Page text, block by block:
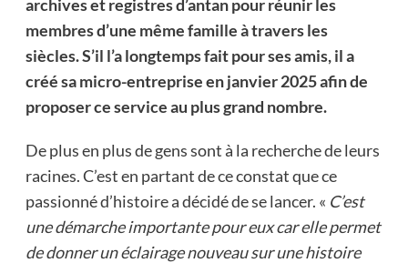
archives et registres d’antan pour réunir les
membres d’une même famille à travers les
siècles. S’il l’a longtemps fait pour ses amis, il a
créé sa micro-entreprise en janvier 2025 afin de
proposer ce service au plus grand nombre.
De plus en plus de gens sont à la recherche de leurs
racines. C’est en partant de ce constat que ce
passionné d’histoire a décidé de se lancer. « C’est
une démarche importante pour eux car elle permet
de donner un éclairage nouveau sur une histoire